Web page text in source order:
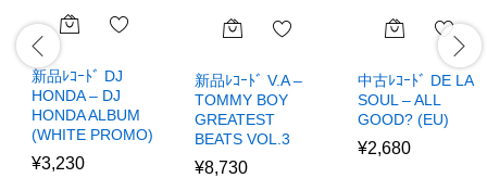
新品ﾚｺｰﾄﾞ DJ
HONDA – DJ
HONDA ALBUM
(WHITE PROMO)
¥3,230
新品ﾚｺｰﾄﾞ V.A –
TOMMY BOY
GREATEST
BEATS VOL.3
¥8,730
中古ﾚｺｰﾄﾞ DE LA
SOUL – ALL
GOOD? (EU)
¥2,680